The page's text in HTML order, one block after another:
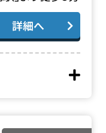
詳細へ